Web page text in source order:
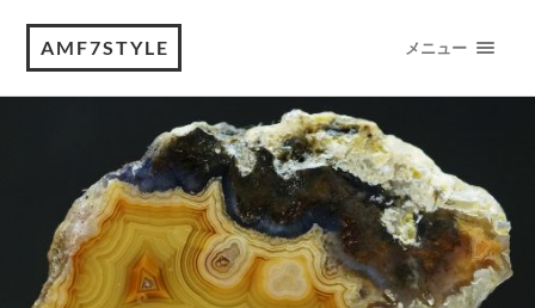
AMF7STYLE メニュー